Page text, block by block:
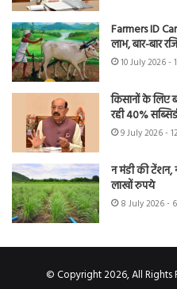
Farmers ID
लाभ, बार-बार
10 July 2026 -
किसानों के लिए
रही 40%
9 July 2026 -
न मंडी की
लाखों रुपये
8 July 2026 -
© Copyright 2026, All Rights